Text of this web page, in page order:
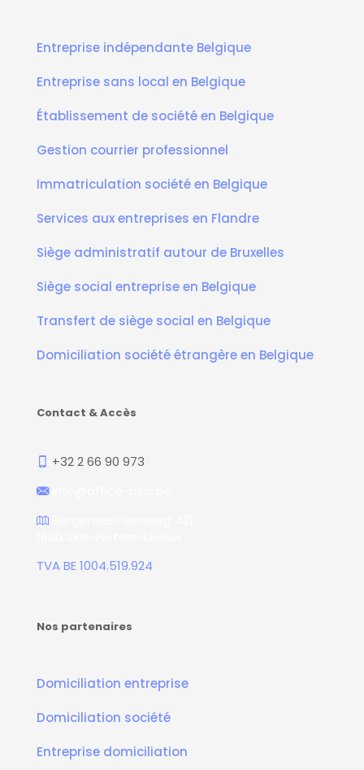
Entreprise indépendante Belgique
Entreprise sans local en Belgique
Établissement de société en Belgique
Gestion courrier professionnel
Immatriculation société en Belgique
Services aux entreprises en Flandre
Siège administratif autour de Bruxelles
Siège social entreprise en Belgique
Transfert de siège social en Belgique
Domiciliation société étrangère en Belgique
Contact & Accès
+32 2 66 90 973
info@office-plus.be
TVA BE 1004.519.924
Nos partenaires
Domiciliation entreprise
Domiciliation société
Entreprise domiciliation